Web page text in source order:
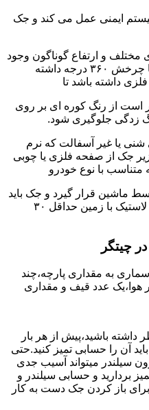
ایمنی عمل می کند و جک
و ارتفاع گوناگون وجود
دارد.یک جک سوسماری باید دسته با چرخش ۳۶۰ درجه داشته
داشته باشد تا
است از رنگ کوره ای بر روی
زدگی جلوگیری شود.
یا غیر آسفالت که نرم
جک از صفحه فلزی یا چوبی
با نوع خودرو
ماشین قرار گیرد و جک باید
خودرو را به نحوی بالا ببرد تا فاصله لاستیک با زمین حداقل ۳۰
چیتگر
به مقداری پارچه،چند
عدد قیف و مقداری
باشید،پیش از هر بار
آن را حسابی تمیز کنید.حتی
سیلندر میتواند آسیب جدی
بردارید و حسابی سیلندر و
باز کردن جک دست به کار